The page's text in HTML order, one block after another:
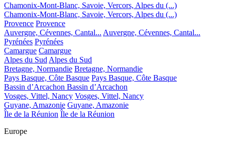
Chamonix-Mont-Blanc, Savoie, Vercors, Alpes du (...)
Chamonix-Mont-Blanc, Savoie, Vercors, Alpes du (...)
Provence Provence
Auvergne, Cévennes, Cantal... Auvergne, Cévennes, Cantal...
Pyrénées Pyrénées
Camargue Camargue
Alpes du Sud Alpes du Sud
Bretagne, Normandie Bretagne, Normandie
Pays Basque, Côte Basque Pays Basque, Côte Basque
Bassin d’Arcachon Bassin d’Arcachon
Vosges, Vittel, Nancy Vosges, Vittel, Nancy
Guyane, Amazonie Guyane, Amazonie
Île de la Réunion Île de la Réunion
Europe